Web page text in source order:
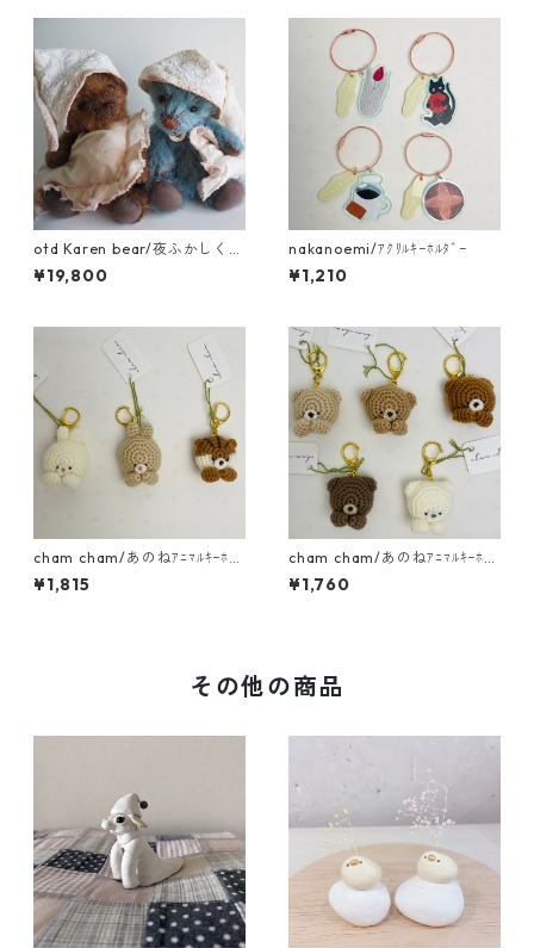
otd Karen bear/夜ふかしくま
さん
¥19,800
nakanoemi/ｱｸﾘﾙｷｰﾎﾙﾀﾞｰ
¥1,210
cham cham/あのねｱﾆﾏﾙｷｰﾎﾙ
ﾀﾞｰ（うさぎ・りす）
¥1,815
cham cham/あのねｱﾆﾏﾙｷｰﾎﾙ
ﾀﾞｰ（くま）
¥1,760
その他の商品